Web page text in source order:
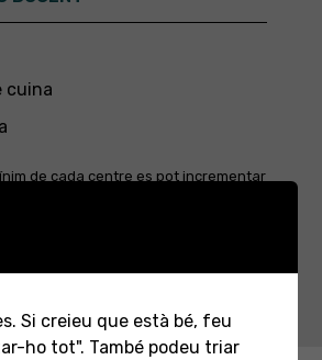
cuina
de cada centre es pot incrementar
especials, o per alguna altra
faci necessari contractar personal
Si creieu que està bé, feu
ho tot". També podeu triar